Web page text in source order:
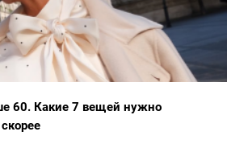
60. Какие 7 вещей нужно